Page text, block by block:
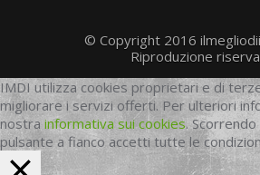
© Copyright 2016
Riproduzione
IMDI utilizza cookies proprietari e di
migliorare i servizi offerti. Per ulteriori
nostra informativa sui cookies.
pulsante a fianco accetti tutte le